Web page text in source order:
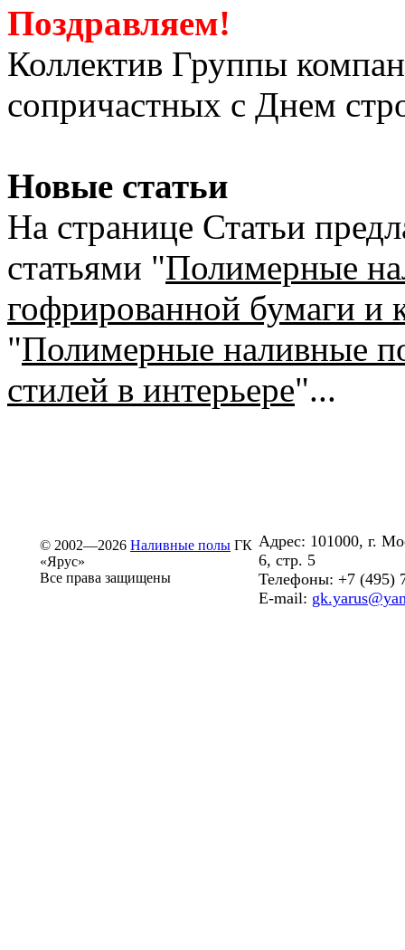
Поздравляем!
Коллектив Группы
сопричастных с Днем
Новые статьи
На странице Статьи
статьями "Полимерные
гофрированной бумаги и
"Полимерные наливные
стилей в интерьере"...
© 2002—2026 Наливные полы ГК
«Ярус»
Все права защищены
Адрес: 101000, г.
6, стр. 5
Телефоны: +7 (495)
E-mail: